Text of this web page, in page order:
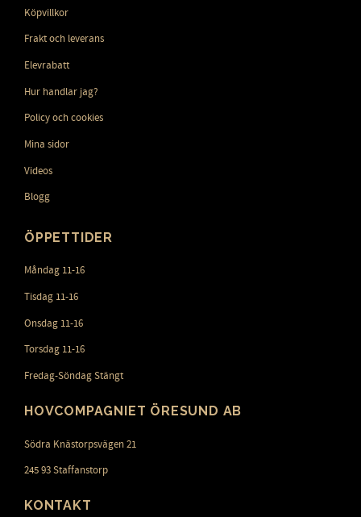
Köpvillkor
Frakt och leverans
Elevrabatt
Hur handlar jag?
Policy och cookies
Mina sidor
Videos
Blogg
ÖPPETTIDER
Måndag 11-16
Tisdag 11-16
Onsdag 11-16
Torsdag 11-16
Fredag-Söndag Stängt
HOVCOMPAGNIET ÖRESUND AB
Södra Knästorpsvägen 21
245 93 Staffanstorp
KONTAKT